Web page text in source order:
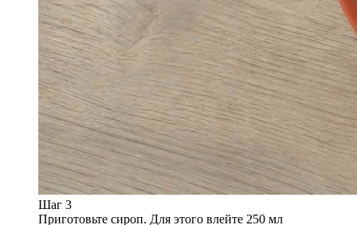
Шаг 3
Приготовьте сироп. Для этого влейте 250 мл